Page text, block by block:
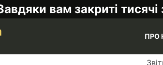
вам закриті
ПРО